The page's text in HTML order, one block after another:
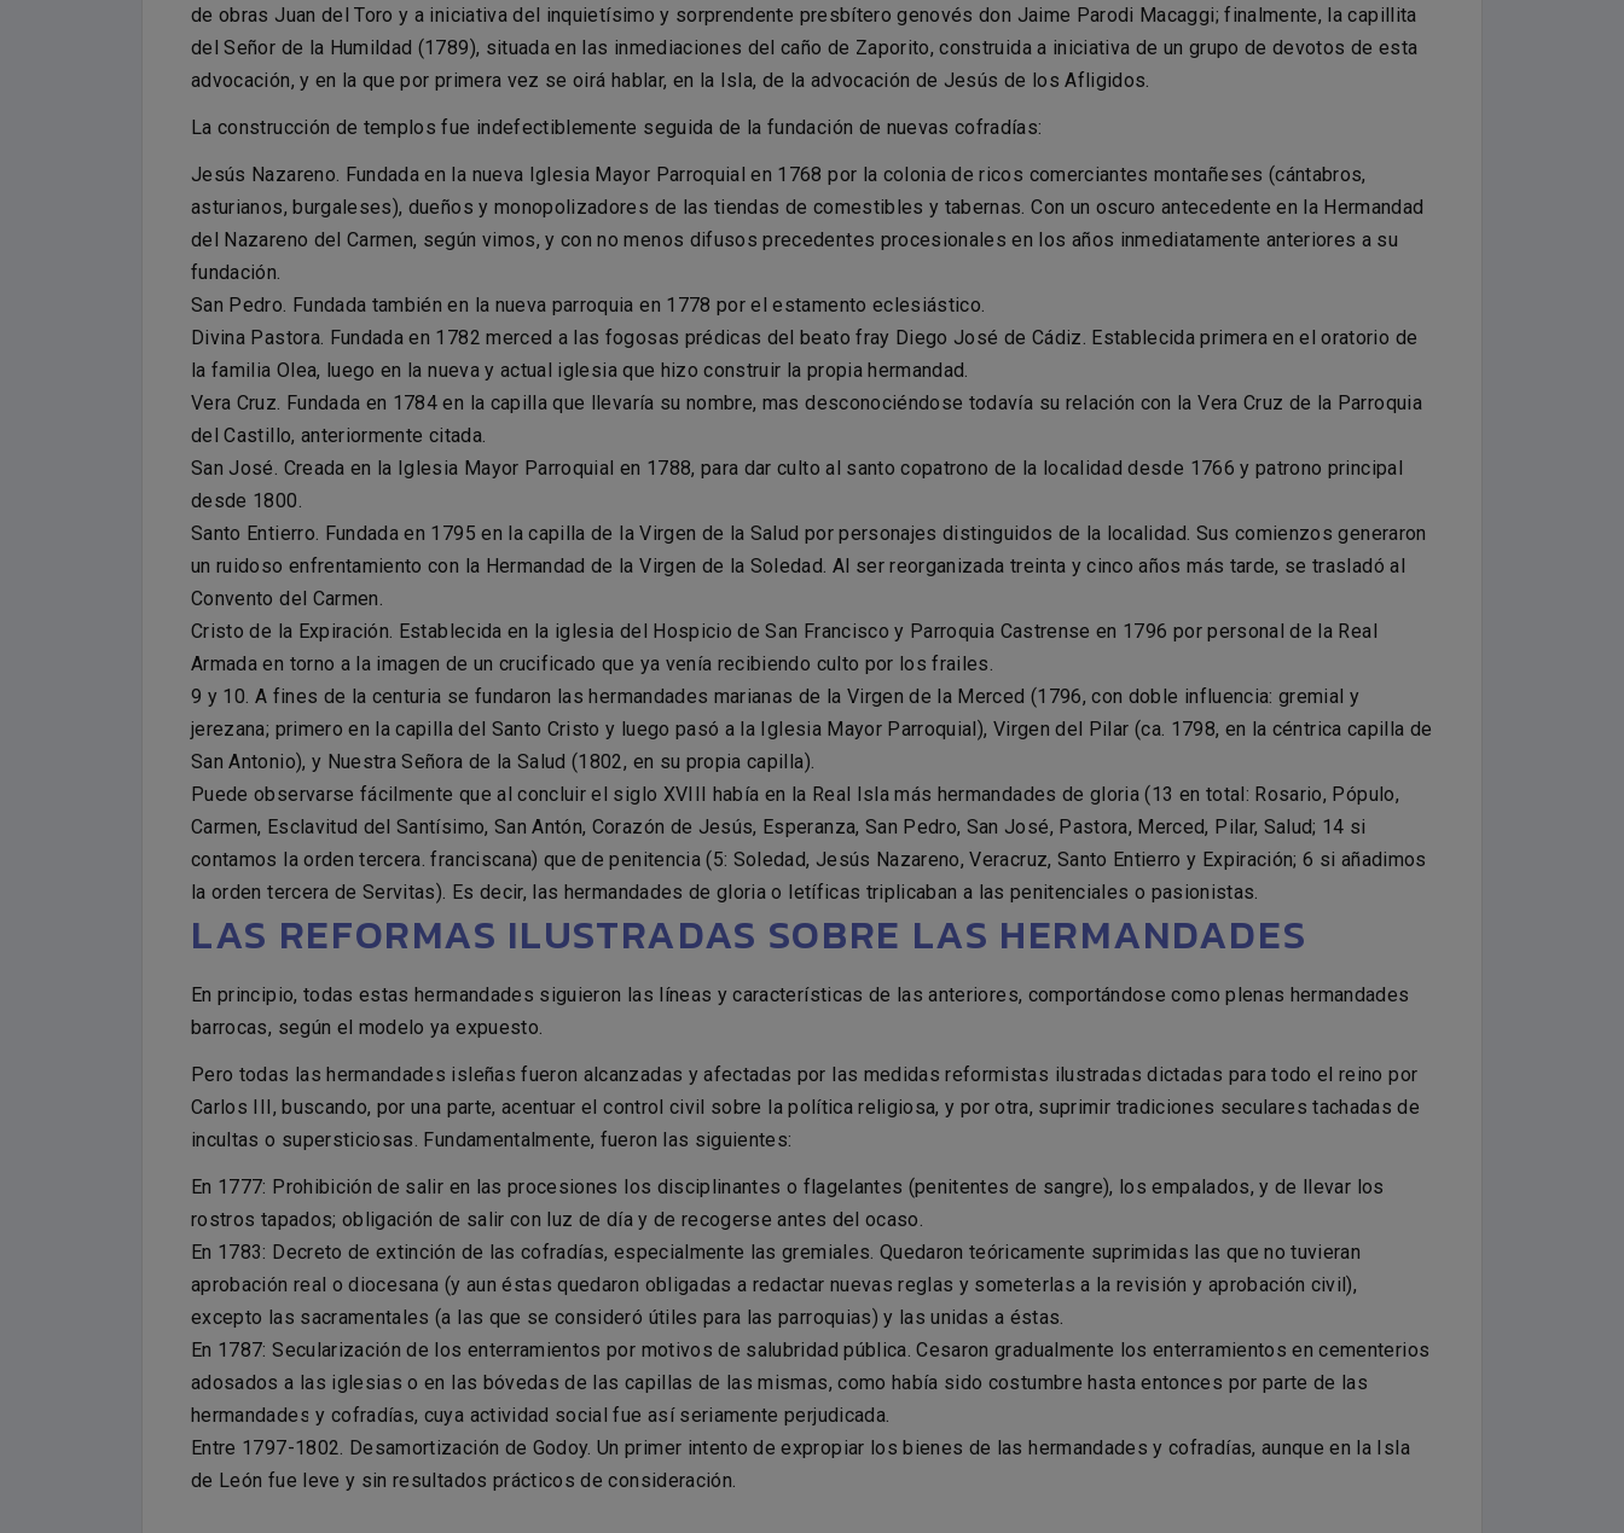
de obras Juan del Toro y a iniciativa del inquietísimo y sorprendente presbítero genovés don Jaime Parodi Macaggi; finalmente, la capillita
del Señor de la Humildad (1789), situada en las inmediaciones del caño de Zaporito, construida a iniciativa de un grupo de devotos de esta
advocación, y en la que por primera vez se oirá hablar, en la Isla, de la advocación de Jesús de los Afligidos.
La construcción de templos fue indefectiblemente seguida de la fundación de nuevas cofradías:
Jesús Nazareno. Fundada en la nueva Iglesia Mayor Parroquial en 1768 por la colonia de ricos comerciantes montañeses (cántabros,
asturianos, burgaleses), dueños y monopolizadores de las tiendas de comestibles y tabernas. Con un oscuro antecedente en la Hermandad
del Nazareno del Carmen, según vimos, y con no menos difusos precedentes procesionales en los años inmediatamente anteriores a su
fundación.
San Pedro. Fundada también en la nueva parroquia en 1778 por el estamento eclesiástico.
Divina Pastora. Fundada en 1782 merced a las fogosas prédicas del beato fray Diego José de Cádiz. Establecida primera en el oratorio de
la familia Olea, luego en la nueva y actual iglesia que hizo construir la propia hermandad.
Vera Cruz. Fundada en 1784 en la capilla que llevaría su nombre, mas desconociéndose todavía su relación con la Vera Cruz de la Parroquia
del Castillo, anteriormente citada.
San José. Creada en la Iglesia Mayor Parroquial en 1788, para dar culto al santo copatrono de la localidad desde 1766 y patrono principal
desde 1800.
Santo Entierro. Fundada en 1795 en la capilla de la Virgen de la Salud por personajes distinguidos de la localidad. Sus comienzos generaron
un ruidoso enfrentamiento con la Hermandad de la Virgen de la Soledad. Al ser reorganizada treinta y cinco años más tarde, se trasladó al
Convento del Carmen.
Cristo de la Expiración. Establecida en la iglesia del Hospicio de San Francisco y Parroquia Castrense en 1796 por personal de la Real
Armada en torno a la imagen de un crucificado que ya venía recibiendo culto por los frailes.
9 y 10. A fines de la centuria se fundaron las hermandades marianas de la Virgen de la Merced (1796, con doble influencia: gremial y
jerezana; primero en la capilla del Santo Cristo y luego pasó a la Iglesia Mayor Parroquial), Virgen del Pilar (ca. 1798, en la céntrica capilla de
San Antonio), y Nuestra Señora de la Salud (1802, en su propia capilla).
Puede observarse fácilmente que al concluir el siglo XVIII había en la Real Isla más hermandades de gloria (13 en total: Rosario, Pópulo,
Carmen, Esclavitud del Santísimo, San Antón, Corazón de Jesús, Esperanza, San Pedro, San José, Pastora, Merced, Pilar, Salud; 14 si
contamos la orden tercera. franciscana) que de penitencia (5: Soledad, Jesús Nazareno, Veracruz, Santo Entierro y Expiración; 6 si añadimos
la orden tercera de Servitas). Es decir, las hermandades de gloria o letíficas triplicaban a las penitenciales o pasionistas.
LAS REFORMAS ILUSTRADAS SOBRE LAS HERMANDADES
En principio, todas estas hermandades siguieron las líneas y características de las anteriores, comportándose como plenas hermandades
barrocas, según el modelo ya expuesto.
Pero todas las hermandades isleñas fueron alcanzadas y afectadas por las medidas reformistas ilustradas dictadas para todo el reino por
Carlos III, buscando, por una parte, acentuar el control civil sobre la política religiosa, y por otra, suprimir tradiciones seculares tachadas de
incultas o supersticiosas. Fundamentalmente, fueron las siguientes:
En 1777: Prohibición de salir en las procesiones los disciplinantes o flagelantes (penitentes de sangre), los empalados, y de llevar los
rostros tapados; obligación de salir con luz de día y de recogerse antes del ocaso.
En 1783: Decreto de extinción de las cofradías, especialmente las gremiales. Quedaron teóricamente suprimidas las que no tuvieran
aprobación real o diocesana (y aun éstas quedaron obligadas a redactar nuevas reglas y someterlas a la revisión y aprobación civil),
excepto las sacramentales (a las que se consideró útiles para las parroquias) y las unidas a éstas.
En 1787: Secularización de los enterramientos por motivos de salubridad pública. Cesaron gradualmente los enterramientos en cementerios
adosados a las iglesias o en las bóvedas de las capillas de las mismas, como había sido costumbre hasta entonces por parte de las
hermandades y cofradías, cuya actividad social fue así seriamente perjudicada.
Entre 1797-1802. Desamortización de Godoy. Un primer intento de expropiar los bienes de las hermandades y cofradías, aunque en la Isla
de León fue leve y sin resultados prácticos de consideración.